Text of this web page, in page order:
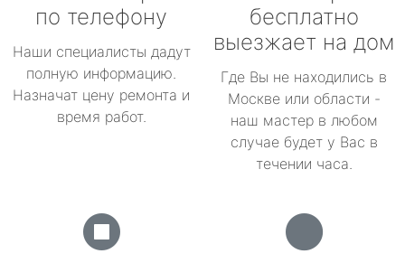
по телефону
Наши специалисты дадут
полную информацию.
Назначат цену ремонта и
время работ.
бесплатно
выезжает на дом
Где Вы не находились в
Москве или области -
наш мастер в любом
случае будет у Вас в
течении часа.